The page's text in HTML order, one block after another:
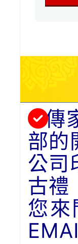
傳
部的
公司
古禮
您來